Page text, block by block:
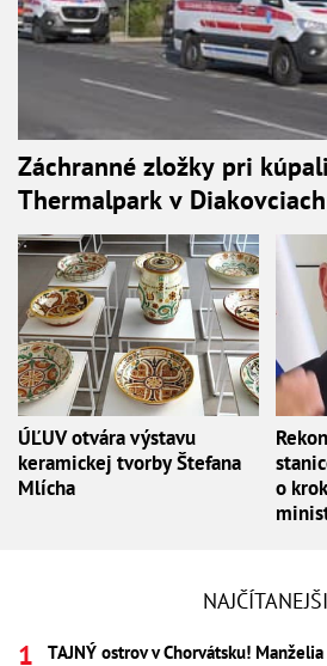
Záchranné zložky pri
Thermalpark v Diakovciach
ÚĽUV otvára výstavu
keramickej tvorby Štefana
Mlícha
o
TAJNÝ ostrov v Chorvátsku!